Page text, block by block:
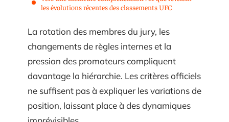
les évolutions récentes des classements UFC
La rotation des membres du jury, les
changements de règles internes et la
pression des promoteurs compliquent
davantage la hiérarchie. Les critères officiels
ne suffisent pas à expliquer les variations de
position, laissant place à des dynamiques